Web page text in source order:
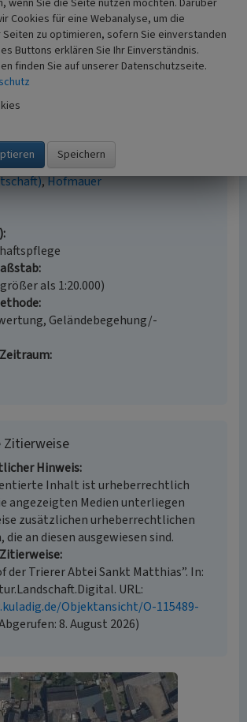
/ Rheinischer Verein für
und Landschaftsschutz e.V. (Hrsg.)
im Maifeld. (Rheinische
358.) S. 21, Neuss.
der Trierer Abtei Sankt Matthias
Hofmauer
als 1:20.000)
Geländebegehung/-
Zitierweise
Hinweis
Inhalt ist urheberrechtlich
angezeigten Medien unterliegen
zusätzlichen urheberrechtlichen
die an diesen ausgewiesen sind.
der Trierer Abtei Sankt Matthias”. In:
URL:
Objektansicht/O-115489-
8. August 2026)
Cookies für eine Webanalyse, um die
zu optimieren, sofern Sie einverstanden
Buttons erklären Sie Ihr Einverständnis.
finden Sie auf unserer Datenschutzseite.